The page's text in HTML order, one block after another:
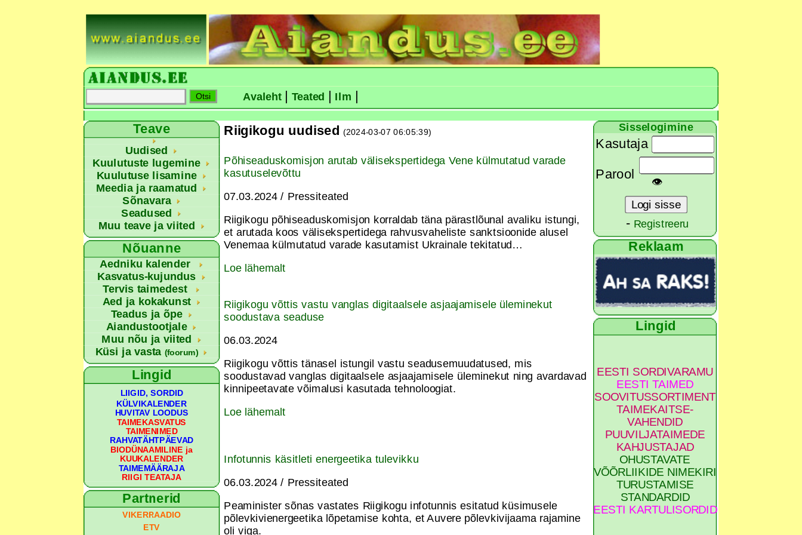
Avaleht| Teated Ilm
Teave
Uudised
Kuulutuste lugemine
Kuulutuse lisamine
Meedia ja raamatud
Sõnavara
Seadused
Muu teave ja viited
Nõuanne
Aedniku kalender
Kasvatus-kujundus
Tervis taimedest
Aed ja kokakunst
Teadus ja õpe
Aiandustootjale
Muu nõu ja viited
Küsi ja vasta (foorum)
Lingid
LIIGID, SORDID
KÜLVIKALENDER
HUVITAV LOODUS
TAIMEKASVATUS
TAIMENIMED
RAHVATÄHTPÄEVAD
BIODÜNAAMILINE ja
KUUKALENDER
TAIMEMÄÄRAJA
RIIGI TEATAJA
Partnerid
VIKERRAADIO
ETV
Riigikogu uudised (2024-03-07 06:05:39)
Põhiseaduskomisjon arutab välisekspertidega Vene külmutatud varade
kasutuselevõttu
07.03.2024 / Pressiteated
Riigikogu põhiseaduskomisjon korraldab täna pärastlõunal avaliku istungi,
et arutada koos välisekspertidega rahvusvaheliste sanktsioonide alusel
Venemaa külmutatud varade kasutamist Ukrainale tekitatud…
Loe lähemalt
Riigikogu võttis vastu vanglas digitaalsele asjaajamisele üleminekut
soodustava seaduse
06.03.2024
Riigikogu võttis tänasel istungil vastu seadusemuudatused, mis
soodustavad vanglas digitaalsele asjaajamisele üleminekut ning avardavad
kinnipeetavate võimalusi kasutada tehnoloogiat.
Loe lähemalt
Infotunnis käsitleti energeetika tulevikku
06.03.2024 / Pressiteated
Peaminister sõnas vastates Riigikogu infotunnis esitatud küsimusele
põlevkivienergeetika lõpetamise kohta, et Auvere põlevkivijaama rajamine
oli viga.
Sisselogimine
Kasutaja
Parool
👁
- Registreeru
Reklaam
Lingid
EESTI SORDIVARAMU
EESTI TAIMED
SOOVITUSSORTIMENT
TAIMEKAITSE-
VAHENDID
PUUVILJATAIMEDE
KAHJUSTAJAD
OHUSTAVATE
VÕÕRLIIKIDE NIMEKIRI
TURUSTAMISE
STANDARDID
EESTI KARTULISORDID